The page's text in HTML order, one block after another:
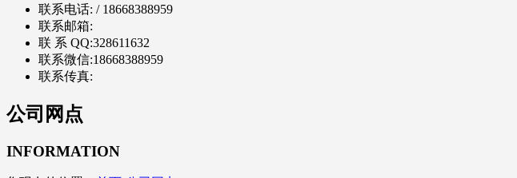
联系电话: / 18668388959
联系邮箱:
联 系 QQ:328611632
联系微信:18668388959
联系传真:
公司网点
INFORMATION